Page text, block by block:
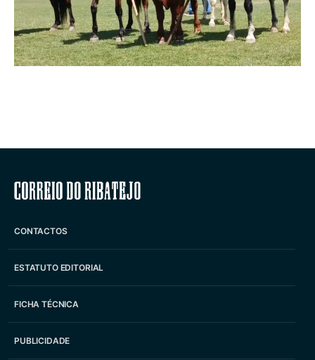
Correio do Ribatejo
CONTACTOS
ESTATUTO EDITORIAL
FICHA TÉCNICA
PUBLICIDADE